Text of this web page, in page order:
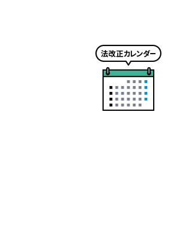
法
改